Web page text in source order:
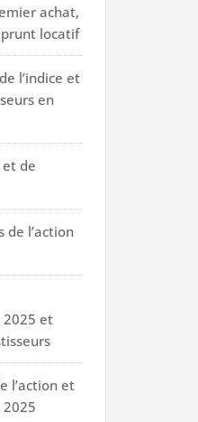
achat,
locatif
l’indice et
en
et de
de l’action
2025 et
l’action et